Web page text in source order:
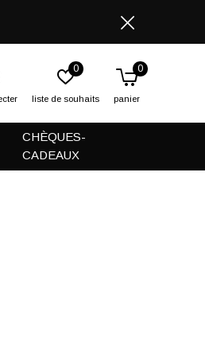
CHÈQUES-
CADEAUX
liste de souhaits
0
panier
0